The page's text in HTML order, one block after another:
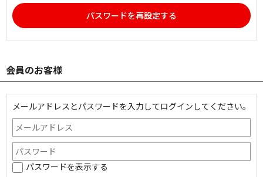
パスワードを再設定する
会員のお客様
メールアドレスとパスワードを入力してログインしてください。
パスワードを表示する